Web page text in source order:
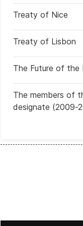
de Iván
Acuden a las
Treaty of Nice
Treaty of Lisbon
The Future of the
The members of
designate (2009-